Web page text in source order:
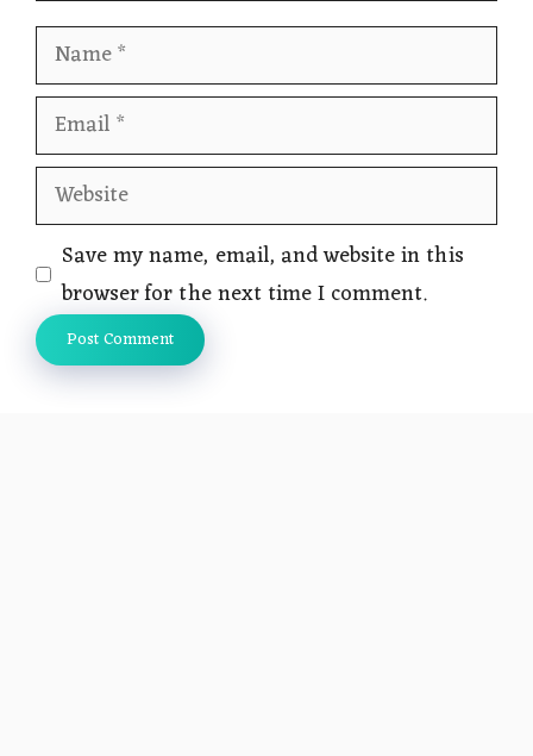
Name
Email
Website
Save my name, email, and website in this
browser for the next time I comment.